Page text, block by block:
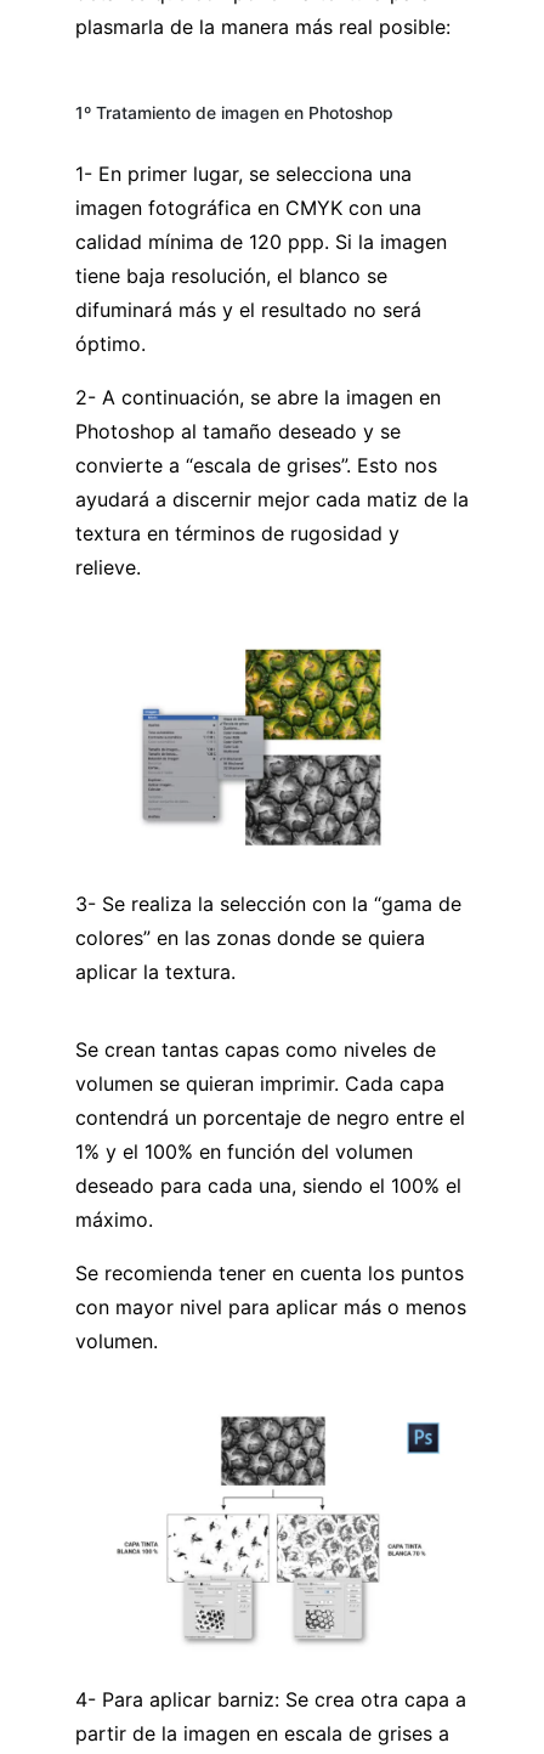
plasmarla de la manera más real posible:
1º Tratamiento de imagen en Photoshop
1- En primer lugar, se selecciona una
imagen fotográfica en CMYK con una
calidad mínima de 120 ppp. Si la imagen
tiene baja resolución, el blanco se
difuminará más y el resultado no será
óptimo.
2- A continuación, se abre la imagen en
Photoshop al tamaño deseado y se
convierte a “escala de grises”. Esto nos
ayudará a discernir mejor cada matiz de la
textura en términos de rugosidad y
relieve.
3- Se realiza la selección con la “gama de
colores” en las zonas donde se quiera
aplicar la textura.
Se crean tantas capas como niveles de
volumen se quieran imprimir. Cada capa
contendrá un porcentaje de negro entre el
1% y el 100% en función del volumen
deseado para cada una, siendo el 100% el
máximo.
Se recomienda tener en cuenta los puntos
con mayor nivel para aplicar más o menos
volumen.
4- Para aplicar barniz: Se crea otra capa a
partir de la imagen en escala de grises a